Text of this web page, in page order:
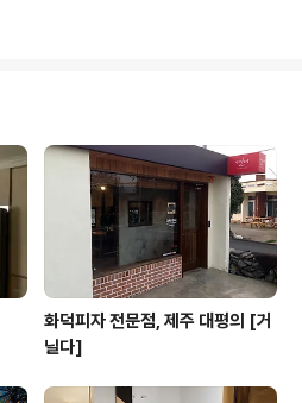
서 한강대교에서 둘
반포대교부터 강
원에서 굽네치킨으
올림픽대교에서 강
북쪽으로 마포까지;;;
~ 잘 먹었수~ㅋ)를, 한
화덕피자 전문점, 제주 대평의 [거
닐다]